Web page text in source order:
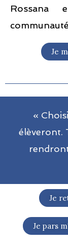
Rossana
Je
«
élèveront.
Je
Je pars